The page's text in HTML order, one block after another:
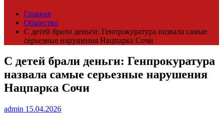
Главная
Общество
С детей брали деньги: Генпрокуратура назвала самые
серьезные нарушения Нацпарка Сочи
С детей брали деньги: Генпрокуратура
назвала самые серьезные нарушения
Нацпарка Сочи
admin 15.04.2026